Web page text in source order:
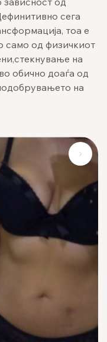
сега
тоа е
само од физичкиот
на
обично доаѓа од
на